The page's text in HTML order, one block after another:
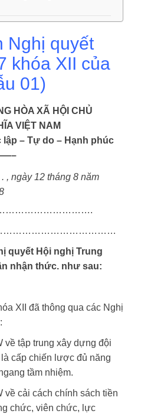
Nghị quyết
khóa XII của
01)
HÒA XÃ HỘI CHỦ
VIỆT NAM
lập – Tự do – Hạnh phúc
, ngày 12 tháng 8 năm
quyết Hội nghị Trung
nhận thức. như sau:
XII đã thông qua các Nghị
về tập trung xây dựng đội
cấp chiến lược đủ năng
tầm nhiệm.
về cải cách chính sách tiền
chức, viên chức, lực